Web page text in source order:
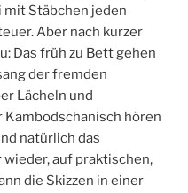
Stäbchen jeden
Aber nach kurzer
Das früh zu Bett gehen
der fremden
Lächeln und
hören
natürlich das
auf praktischen,
die Skizzen in einer